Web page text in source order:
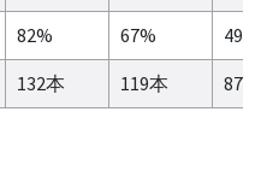
82% 67%
49%
132本 119本 87本